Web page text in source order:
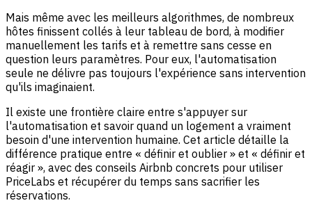
Mais même avec les meilleurs algorithmes, de nombreux
hôtes finissent collés à leur tableau de bord, à modifier
manuellement les tarifs et à remettre sans cesse en
question leurs paramètres. Pour eux, l'automatisation
seule ne délivre pas toujours l'expérience sans intervention
qu'ils imaginaient.
Il existe une frontière claire entre s'appuyer sur
l'automatisation et savoir quand un logement a vraiment
besoin d'une intervention humaine. Cet article détaille la
différence pratique entre « définir et oublier » et « définir et
réagir », avec des conseils Airbnb concrets pour utiliser
PriceLabs et récupérer du temps sans sacrifier les
réservations.